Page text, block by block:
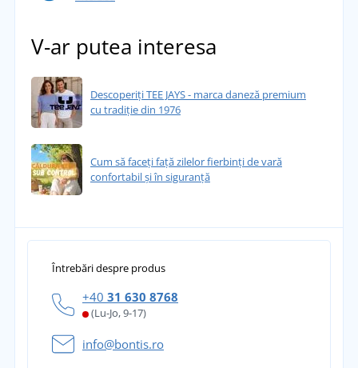
V-ar putea interesa
Descoperiți TEE JAYS - marca daneză premium
cu tradiție din 1976
Cum să faceți față zilelor fierbinți de vară
confortabil și în siguranță
Întrebări despre produs
+40 31 630 8768
(Lu-Jo, 9-17)
info@bontis.ro